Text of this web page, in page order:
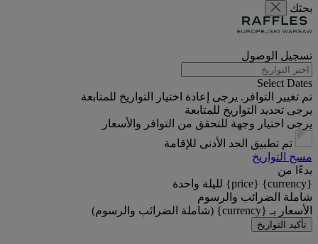
بحثك
تسجيل الوصول
Select Dates
تم تغيير التوافر. يرجى إعادة اختيار التواريخ للمتابعة
يرجى تحديد التواريخ للمتابعة
يرجى اختيار وجهة للتحقق من التوافر والأسعار
تم تطبيق الحد الأدنى للإقامة
مسح التواريخ
بدءًا من
{currency} {price} لليلة واحدة
شاملة الضرائب والرسوم
الأسعار بـ {currency} (شاملة الضرائب والرسوم)
تأكيد التواريخ